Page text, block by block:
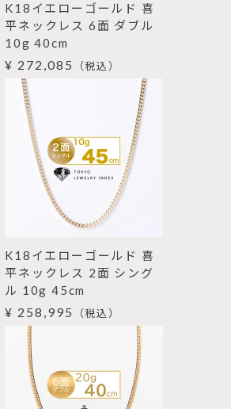
K18イエローゴールド 喜
平ネックレス 6面 ダブル
10g 40cm
¥ 272,085 （税込）
K18イエローゴールド 喜
平ネックレス 2面 シング
ル 10g 45cm
¥ 258,995 （税込）